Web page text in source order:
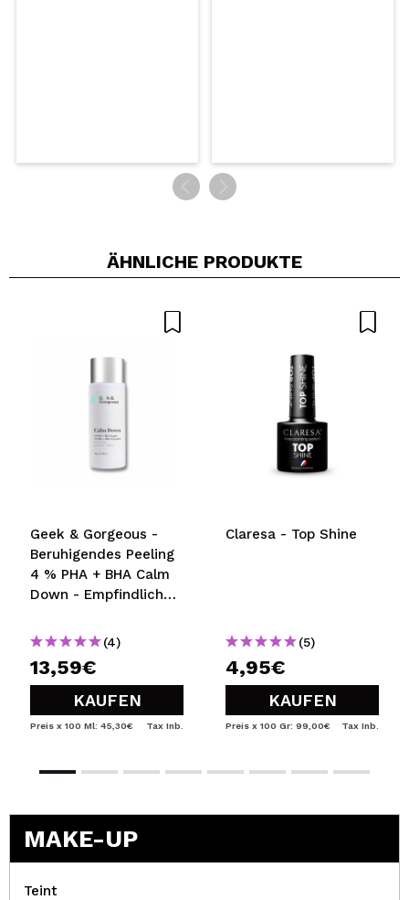
ÄHNLICHE PRODUKTE
Geek & Gorgeous -
Beruhigendes Peeling
4 % PHA + BHA Calm
Down - Empfindliche
(4)
13,59€
KAUFEN
Preis x 100 Ml: 45,30€ Tax Inb.
Claresa - Top Shine
(5)
4,95€
KAUFEN
Preis x 100 Gr: 99,00€ Tax Inb.
MAKE-UP
Teint